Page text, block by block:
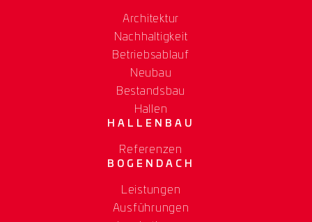
Architektur
Nachhaltigkeit
Betriebsablauf
Neubau
Bestandsbau
Hallen
HALLENBAU
Referenzen
BOGENDACH
Leistungen
Ausführungen